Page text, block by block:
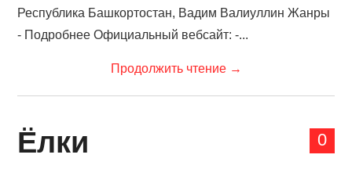
Республика Башкортостан, Вадим Валиуллин Жанры
- Подробнее Официальный вебсайт: -...
Продолжить чтение →
0
Ёлки